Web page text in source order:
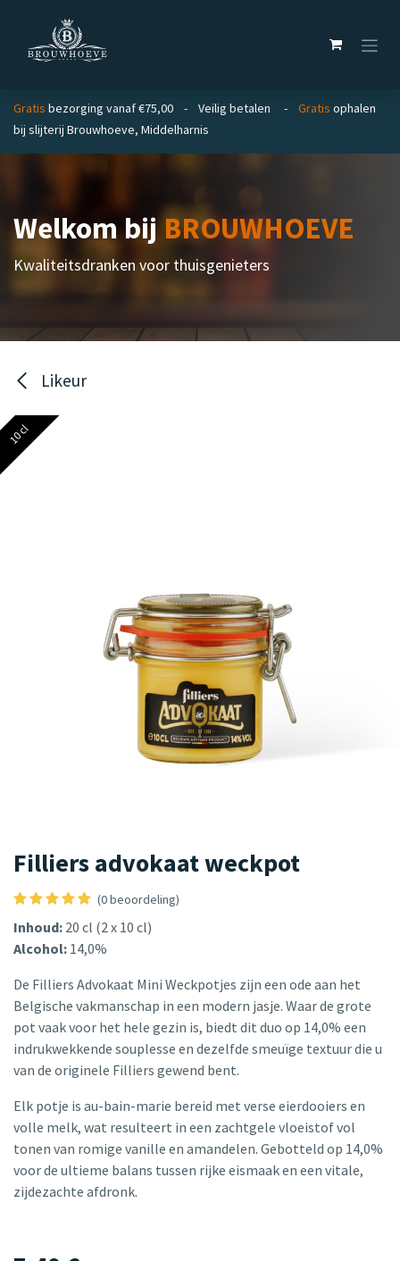
Gratis bezorging vanaf €75,00 - Veilig betalen - Gratis ophalen
bij slijterij Brouwhoeve, Middelharnis
Welkom bijBROUWHOEVE
Kwaliteitsdranken voor thuisgenieters
Likeur
10 cl
Filliers advokaat weckpot
(0 beoordeling)
Inhoud: 20 cl (2 x 10 cl)
Alcohol: 14,0%
De Filliers Advokaat Mini Weckpotjes zijn een ode aan het
Belgische vakmanschap in een modern jasje. Waar de grote
pot vaak voor het hele gezin is, biedt dit duo op 14,0% een
indrukwekkende souplesse en dezelfde smeuïge textuur die u
van de originele Filliers gewend bent.
Elk potje is au-bain-marie bereid met verse eierdooiers en
volle melk, wat resulteert in een zachtgele vloeistof vol
tonen van romige vanille en amandelen. Gebotteld op 14,0%
voor de ultieme balans tussen rijke eismaak en een vitale,
zijdezachte afdronk.